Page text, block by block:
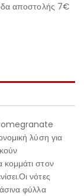
αποστολής 7€
λύση για
κομμάτι στον
νότες
φύλλα